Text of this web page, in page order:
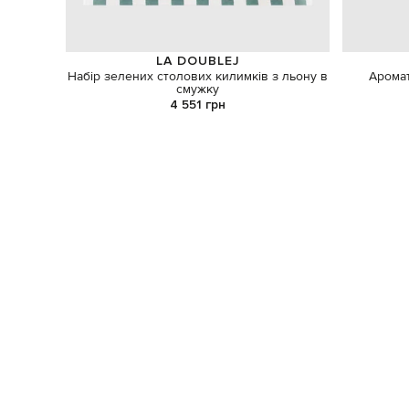
LA DOUBLEJ
Набір зелених столових килимків з льону в
смужку
4 551 грн